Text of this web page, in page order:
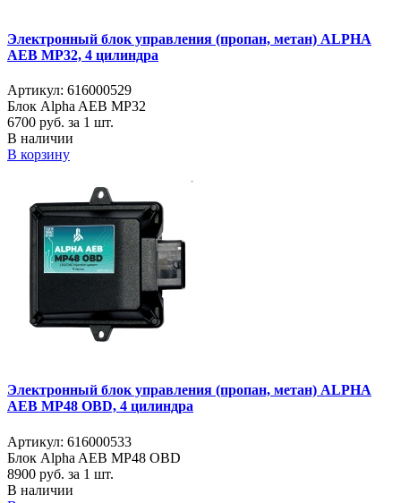
Электронный блок управления (пропан, метан) ALPHA
AEB MP32, 4 цилиндра
Артикул: 616000529
Блок Alpha AEB MP32
6700 руб. за 1 шт.
В наличии
В корзину
Электронный блок управления (пропан, метан) ALPHA
AEB MP48 OBD, 4 цилиндра
Артикул: 616000533
Блок Alpha AEB MP48 OBD
8900 руб. за 1 шт.
В наличии